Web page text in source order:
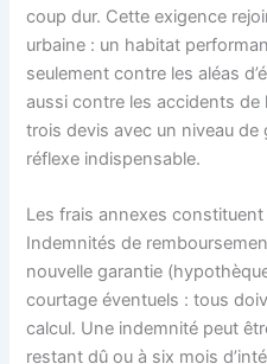
coup dur. Cette exigence
urbaine : un habitat
seulement contre les aléas
aussi contre les accidents de
trois devis avec un niveau
réflexe indispensable.
Les frais annexes constituent
Indemnités de
nouvelle garantie
courtage éventuels : tous
calcul. Une indemnité peut
restant dû ou à six mois